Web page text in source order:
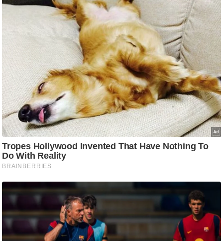
प
न
स्थ
ल
फि
ट
ने
स
मं
त्रा
रि
ले
श
न
शि
प